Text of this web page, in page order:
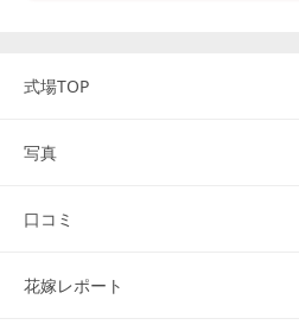
式場TOP
写真
口コミ
花嫁レポート